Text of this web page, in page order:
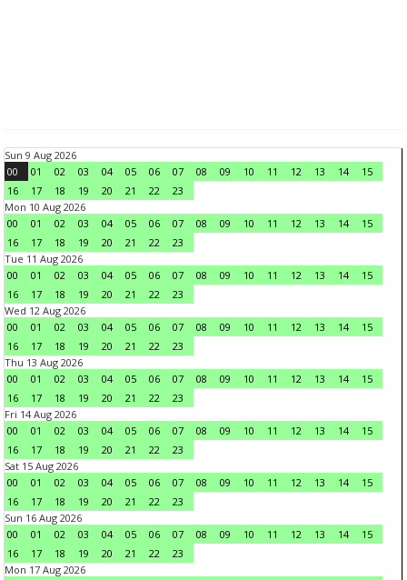
Sun 9 Aug 2026
00
01 02 03 04 05 06 07 08 09 10 11 12 13 14
15
16
17 18 19 20 21 22
23
Mon 10 Aug 2026
00
01 02 03 04 05 06 07 08 09 10 11 12 13 14
15
16
17 18 19 20 21 22
23
Tue 11 Aug 2026
00
01 02 03 04 05 06 07 08 09 10 11 12 13 14
15
16
17 18 19 20 21 22
23
Wed 12 Aug 2026
00
01 02 03 04 05 06 07 08 09 10 11 12 13 14
15
16
17 18 19 20 21 22
23
Thu 13 Aug 2026
00
01 02 03 04 05 06 07 08 09 10 11 12 13 14
15
16
17 18 19 20 21 22
23
Fri 14 Aug 2026
00
01 02 03 04 05 06 07 08 09 10 11 12 13 14
15
16
17 18 19 20 21 22
23
Sat 15 Aug 2026
00
01 02 03 04 05 06 07 08 09 10 11 12 13 14
15
16
17 18 19 20 21 22
23
Sun 16 Aug 2026
00
01 02 03 04 05 06 07 08 09 10 11 12 13 14
15
16
17 18 19 20 21 22
23
Mon 17 Aug 2026